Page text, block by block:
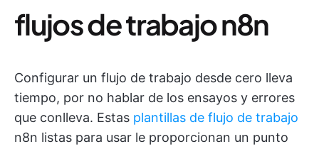
flujos de trabajo n8n
Configurar un flujo de trabajo desde cero lleva
tiempo, por no hablar de los ensayos y errores
que conlleva. Estas plantillas de flujo de trabajo
n8n listas para usar le proporcionan un punto